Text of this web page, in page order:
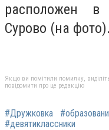
расположен в
Сурово (на фото).
Якщо ви помітили помилку,
повідомити про це редакцію
#Дружковка
#девятиклассники